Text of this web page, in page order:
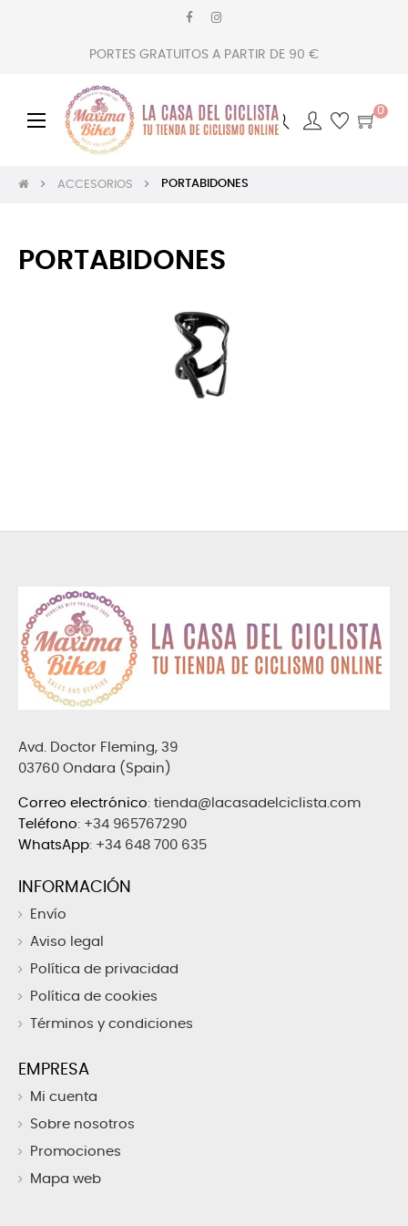
PORTES GRATUITOS A PARTIR DE 90 €
Navegación
palanca
☰
0
ACCESORIOS PORTABIDONES
PORTABIDONES
Avd. Doctor Fleming, 39
03760 Ondara (Spain)
Correo electrónico: tienda@lacasadelciclista.com
Teléfono: +34 965767290
WhatsApp: +34 648 700 635
INFORMACIÓN
Envío
Aviso legal
Política de privacidad
Política de cookies
Términos y condiciones
EMPRESA
Mi cuenta
Sobre nosotros
Promociones
Mapa web